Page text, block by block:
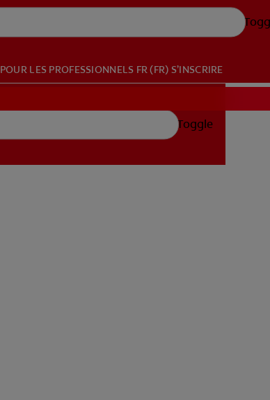
POUR LES PROFESSIONNELS FR (FR) S’INSCRIRE
Toggle